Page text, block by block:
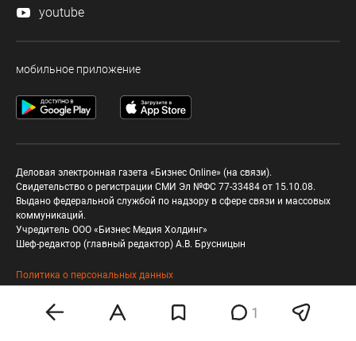
1
youtube
мобильное приложение
Деловая электронная газета «Бизнес Online» (на связи).
Свидетельство о регистрации СМИ Эл №ФС 77-33484 от 15.10.08.
Выдано федеральной службой по надзору в сфере связи и массовых
коммуникаций.
Учредитель ООО «Бизнес Медия Холдинг»
Шеф-редактор (главный редактор) А.В. Брусницын
Политика о персональных данных
Любое использование материалов допускается